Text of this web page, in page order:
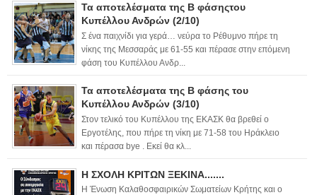
Τα αποτελέσματα της Β φάσηςτου
Κυπέλλου Ανδρών (2/10)
Σ ένα παιχνίδι για γερά… νεύρα το Ρέθυμνο πήρε τη
νίκης της Μεσσαράς με 61-55 και πέρασε στην επόμενη
φάση του Κυπέλλου Ανδρ...
Τα αποτελέσματα της Β φάσης του
Κυπέλλου Ανδρών (3/10)
Στον τελικό του Κυπέλλου της ΕΚΑΣΚ θα βρεθεί ο
Εργοτέλης, που πήρε τη νίκη με 71-58 του Ηράκλειο
και πέρασα bye . Εκεί θα κλ...
Η ΣΧΟΛΗ ΚΡΙΤΩΝ ΞΕΚΙΝΑ.......
Η Ένωση Καλαθοσφαιρικών Σωματείων Κρήτης και ο